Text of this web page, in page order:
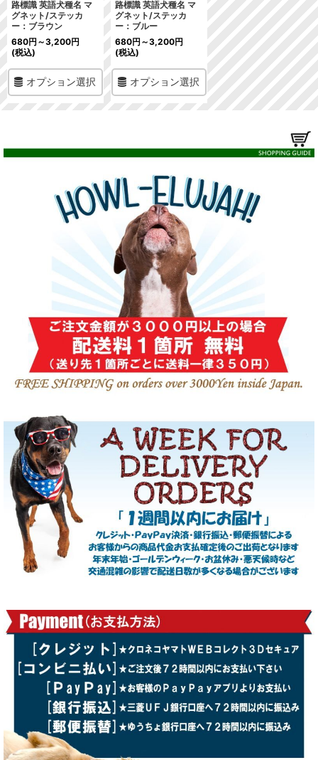
路標識 英語犬種名 マ
グネット/ステッカ
ー：ブラウン
680円 ～3,200円
(税込)
オプション選択
路標識 英語犬種名 マ
グネット/ステッカ
ー：ブルー
680円 ～3,200円
(税込)
オプション選択